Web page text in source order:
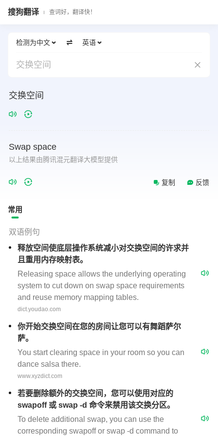
搜狗翻译 查词好，翻译快！
检测为中文 英语
交换空间
交换空间
Swap space
以上结果由腾讯混元翻译大模型提供
复制 反馈
常用
双语例句
释放空间使底层操作系统减小对交换空间的许求并
且重用内存映射表。
Releasing space allows the underlying operating
system to cut down on swap space requirements
and reuse memory mapping tables.
dict.youdao.com
你开始交换空间在您的房间让您可以有舞蹈萨尔
萨。
You start clearing space in your room so you can
dance salsa there.
www.xyzdict.com
若要删除额外的交换空间，您可以使用对应的
swapoff 或 swap -d 命令来禁用该交换分区。
To delete additional swap, you can use the
corresponding swapoff or swap -d command to